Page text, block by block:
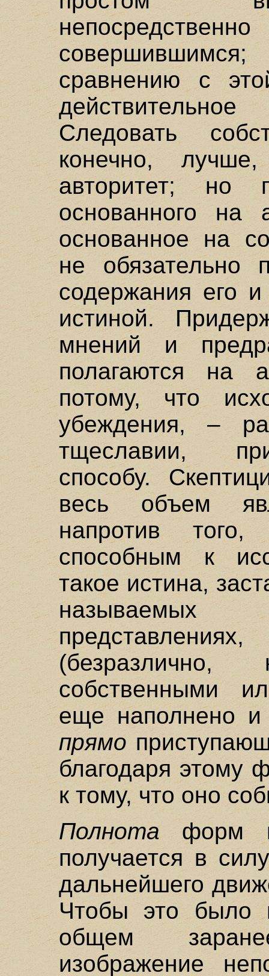
сравнению с
Следовать
конечно,
авторитет; но
основанного на
основанное на
не обязательно
содержания его
истиной.
мнений и
полагаются на
потому, что
убеждения, –
тщеславии,
способу.
весь объем
напротив
способным к
такое истина,
собственными
еще наполнено и
прямо
благодаря этому
к тому, что оно
Полнотаформ
получается в
дальнейшего
Чтобы это было
общем
изображение